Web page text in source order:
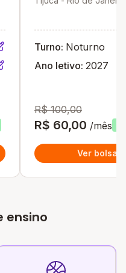
Turno: Noturno
Ano letivo: 2027
R$ 100,00
R$ 60,00 /mês
Ver bolsa
ensino